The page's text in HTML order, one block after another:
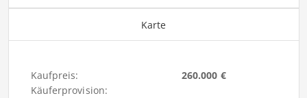
Karte
Kaufpreis:
260.000 €
Käuferprovision: